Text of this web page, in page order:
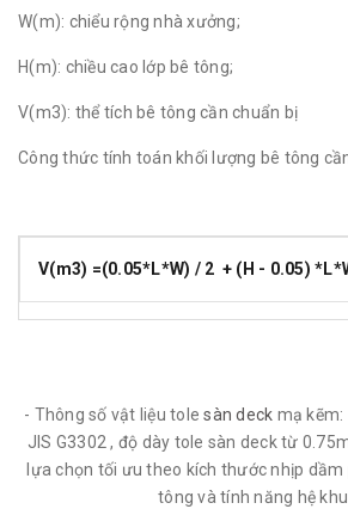
W(m): chiểu rộng nhà xưởng;
H(m): chiều cao lớp bê tông;
V(m3): thể tích bê tông cần chuẩn bị
Công thức tính toán khối lượng bê tông
V(m3) =(0.05*L*W) / 2 + (H - 0.05)
- Thông số vật liệu tolesàn deck mạ kẽm:
JIS G3302 , độ dày tole sàn deck từ
lựa chọn tối ưu theo kích thước nhịp dầm
tông và tính năng hệ